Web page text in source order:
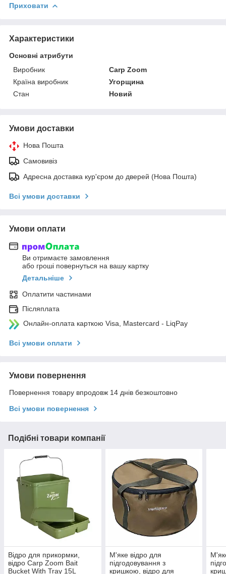
Приховати
Характеристики
Основні атрибути
Виробник
Carp Zoom
Країна виробник
Угорщина
Стан
Новий
Умови доставки
Нова Пошта
Самовивіз
Адресна доставка кур'єром до дверей (Нова Пошта)
Всі умови доставки
Умови оплати
Ви отримаєте замовлення
або гроші повернуться на вашу картку
Детальніше
Оплатити частинами
Післяплата
Онлайн-оплата карткою Visa, Mastercard - LiqPay
Всі умови оплати
Умови повернення
Повернення товару впродовж 14 днів безкоштовно
Всі умови повернення
Подібні товари компанії
Відро для прикормки,
відро Carp Zoom Bait
Bucket With Tray 15L
М'яке відро для
підгодовування з
кришкою, відро для